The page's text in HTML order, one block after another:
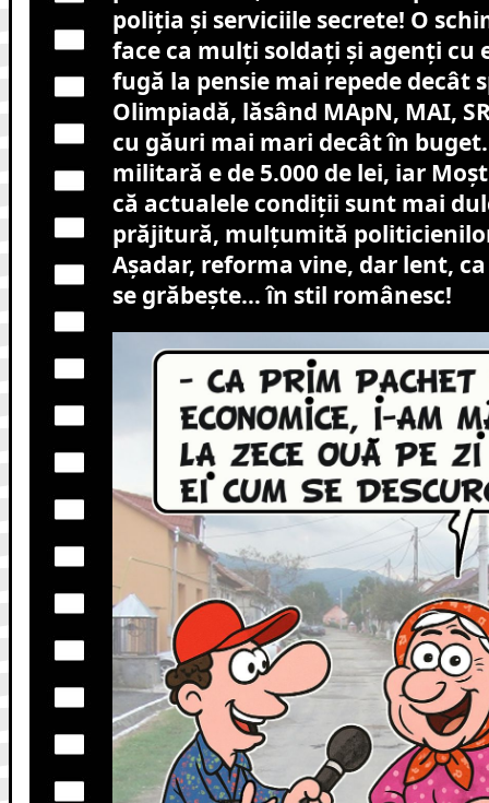
poliția și serviciile secrete! O
face ca mulți soldați și agenți cu
fugă la pensie mai repede decât
Olimpiadă, lăsând MApN, MAI,
cu găuri mai mari decât în
militară e de 5.000 de lei, iar
că actualele condiții sunt mai
prăjitură, mulțumită
Așadar, reforma vine, dar lent,
se grăbește… în stil românesc!